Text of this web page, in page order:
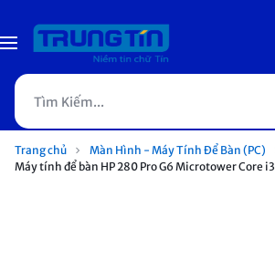
Trang chủ
Màn Hình - Máy Tính Để Bàn (PC)
Máy tính để bàn HP 280 Pro G6 Microtower Core i3